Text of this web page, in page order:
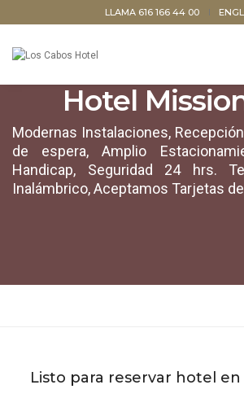
LLAMA 616 166 44 00
Hotel
Modernas Instalaciones,
de espera, Amplio
Handicap, Seguridad 24 hrs.
Inalámbrico, Aceptamos Tarjetas
Listo para reservar hotel